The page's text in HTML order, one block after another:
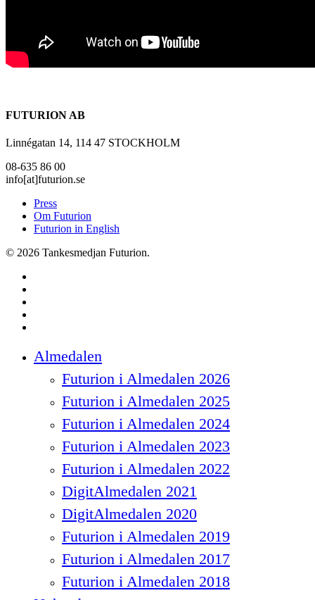
FUTURION AB
Linnégatan 14, 114 47 STOCKHOLM
08-635 86 00
info[at]futurion.se
Press
Om Futurion
Futurion in English
© 2026 Tankesmedjan Futurion.
Menu
Almedalen
Futurion i Almedalen 2026
Futurion i Almedalen 2025
Futurion i Almedalen 2024
Futurion i Almedalen 2023
Futurion i Almedalen 2022
DigitAlmedalen 2021
DigitAlmedalen 2020
Futurion i Almedalen 2019
Futurion i Almedalen 2017
Futurion i Almedalen 2018